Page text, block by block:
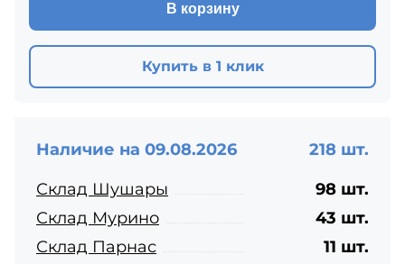
В корзину
Купить в 1 клик
Наличие на 09.08.2026
218 шт.
Склад Шушары
98 шт.
Склад Мурино
43 шт.
Склад Парнас
11 шт.